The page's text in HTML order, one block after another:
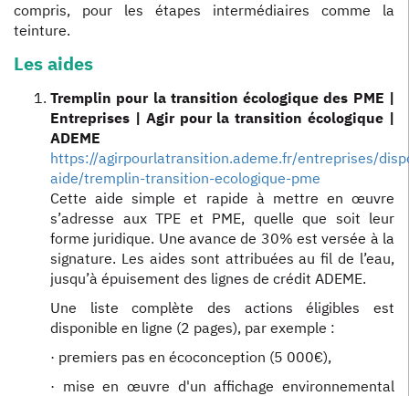
compris, pour les étapes intermédiaires comme la
teinture.
Les aides
Tremplin pour la transition écologique des PME |
Entreprises | Agir pour la transition écologique |
ADEME
https://agirpourlatransition.ademe.fr/entreprises/
aide/tremplin-transition-ecologique-pme
Cette aide simple et rapide à mettre en œuvre
s’adresse aux TPE et PME, quelle que soit leur
forme juridique. Une avance de 30% est versée à la
signature. Les aides sont attribuées au fil de l’eau,
jusqu’à épuisement des lignes de crédit ADEME.
Une liste complète des actions éligibles est
disponible en ligne (2 pages), par exemple :
· premiers pas en écoconception (5 000€),
· mise en œuvre d'un affichage environnemental